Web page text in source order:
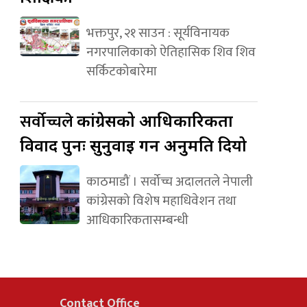
भक्तपुर, २१ साउन : सूर्यविनायक
नगरपालिकाको ऐतिहासिक शिव शिव
सर्किटकोबारेमा
सर्वोच्चलेकांग्रेसको आधिकारिकता
विवाद पुनः सुनुवाइ गर्न अनुमति दियो
काठमाडौं । सर्वोच्च अदालतले नेपाली
कांग्रेसको विशेष महाधिवेशन तथा
आधिकारिकतासम्बन्धी